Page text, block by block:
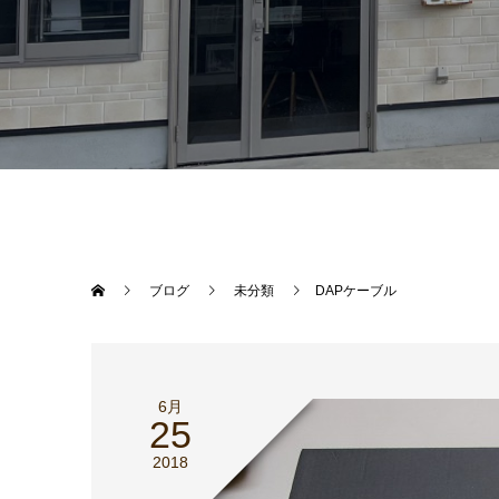
ブログ 未分類 DAPケーブル
6月
25
2018